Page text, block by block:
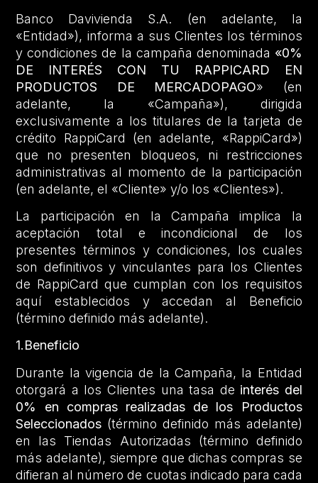
Banco Davivienda S.A. (en adelante, la
«Entidad»), informa a sus Clientes los términos
y condiciones de la campaña denominada «0%
DE INTERÉS CON TU RAPPICARD EN
PRODUCTOS DE MERCADOPAGO» (en
adelante, la «Campaña»), dirigida
exclusivamente a los titulares de la tarjeta de
crédito RappiCard (en adelante, «RappiCard»)
que no presenten bloqueos, ni restricciones
administrativas al momento de la participación
(en adelante, el «Cliente» y/o los «Clientes»).
La participación en la Campaña implica la
aceptación total e incondicional de los
presentes términos y condiciones, los cuales
son definitivos y vinculantes para los Clientes
de RappiCard que cumplan con los requisitos
aquí establecidos y accedan al Beneficio
(término definido más adelante).
1.Beneficio
Durante la vigencia de la Campaña, la Entidad
otorgará a los Clientes una tasa de interés del
0% en compras realizadas de los Productos
Seleccionados (término definido más adelante)
en las Tiendas Autorizadas (término definido
más adelante), siempre que dichas compras se
difieran al número de cuotas indicado para cada